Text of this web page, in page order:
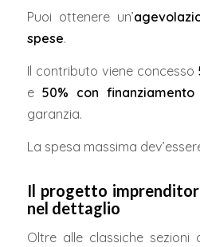
Puoi ottenere un’
spese.
Il contributo viene concesso
e 50% con
garanzia.
La spesa massima
Il progetto
nel dettaglio
Oltre alle classiche sezioni